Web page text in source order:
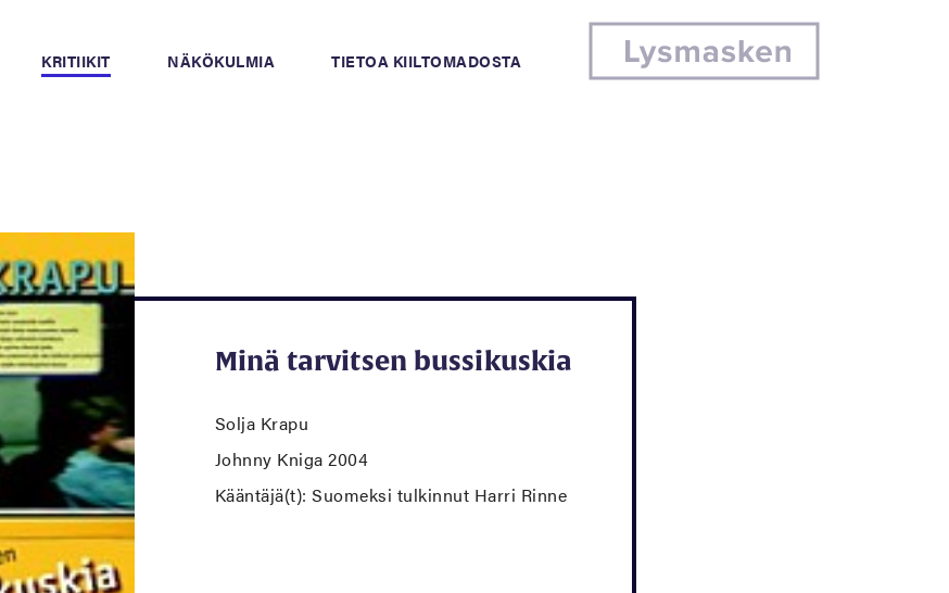
KRITIIKIT NÄKÖKULMIA TIETOA KIILTOMADOSTA
Minä tarvitsen bussikuskia
Solja Krapu
Johnny Kniga 2004
Kääntäjä(t): Suomeksi tulkinnut Harri Rinne